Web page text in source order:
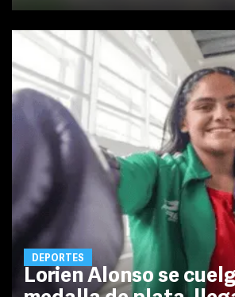
DEPORTES
Lorien Alonso se